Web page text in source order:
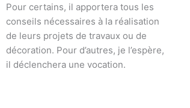
Pour certains, il apportera tous les
conseils nécessaires à la réalisation
de leurs projets de travaux ou de
décoration. Pour d’autres, je l’espère,
il déclenchera une vocation.